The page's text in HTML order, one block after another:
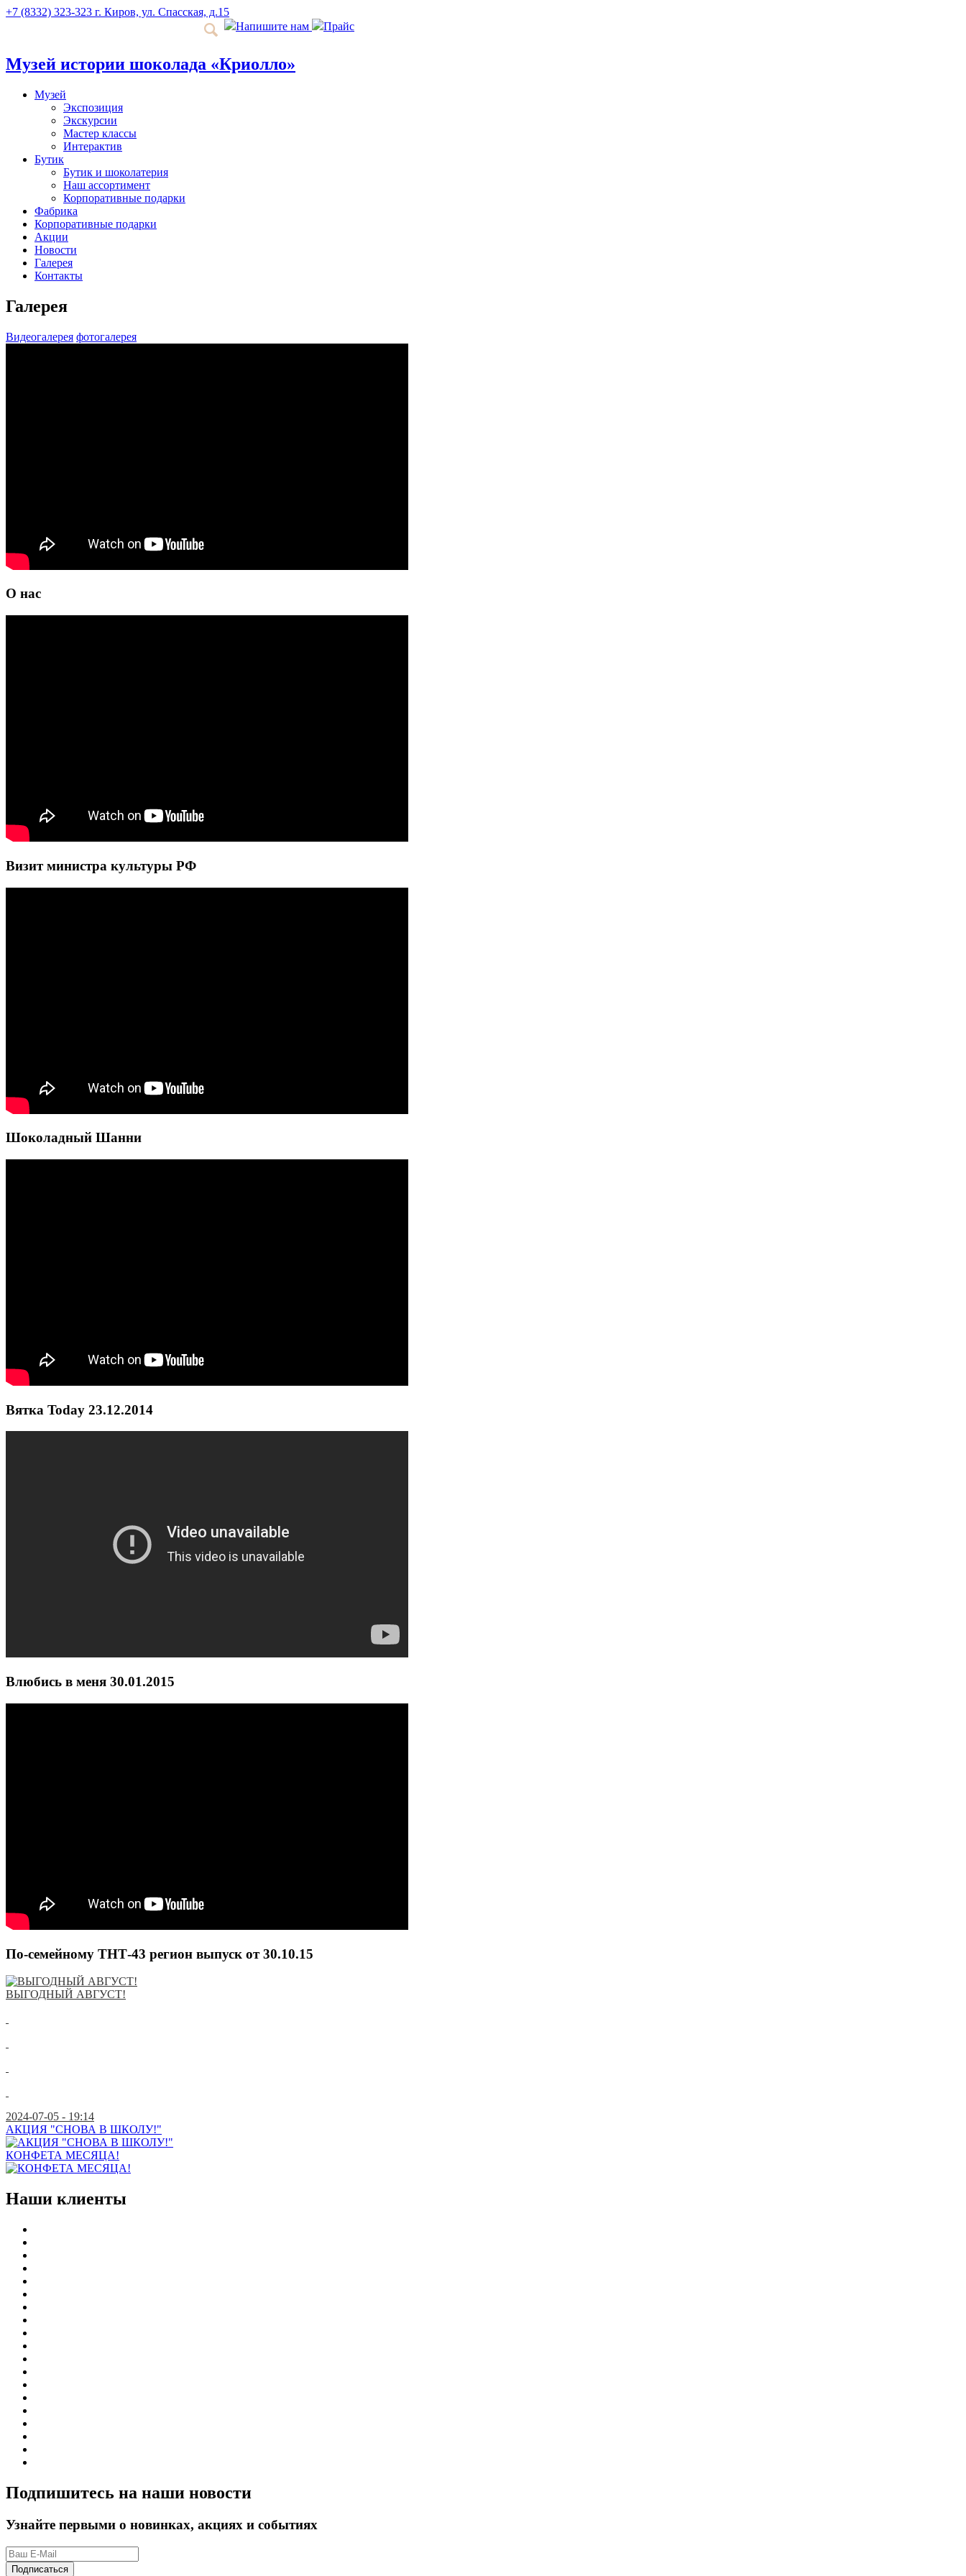
+7 (8332) 323-323 г. Киров, ул. Спасская, д.15
Напишите нам
Прайс
Музей истории шоколада «Криолло»
Музей
Экспозиция
Экскурсии
Мастер классы
Интерактив
Бутик
Бутик и шоколатерия
Наш ассортимент
Корпоративные подарки
Фабрика
Корпоративные подарки
Акции
Новости
Галерея
Контакты
Галерея
Видеогалерея фотогалерея
О нас
Визит министра культуры РФ
Шоколадный Шанни
Вятка Today 23.12.2014
Влюбись в меня 30.01.2015
По-семейному ТНТ-43 регион выпуск от 30.10.15
ВЫГОДНЫЙ АВГУСТ!
2024-07-05 - 19:14
АКЦИЯ "СНОВА В ШКОЛУ!"
КОНФЕТА МЕСЯЦА!
Наши клиенты
Подпишитесь на наши новости
Узнайте первыми о новинках, акциях и событиях
Подписаться